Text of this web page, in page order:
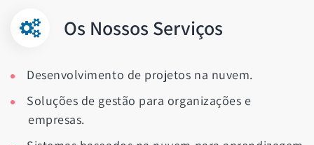
Os Nossos Serviços
Desenvolvimento de projetos na nuvem.
Soluções de gestão para organizações e
empresas.